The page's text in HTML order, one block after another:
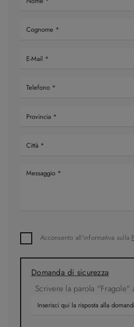
Acconsento all'informativa sulla
Domanda di sicurezza
Scrivere la parola "Fragole"